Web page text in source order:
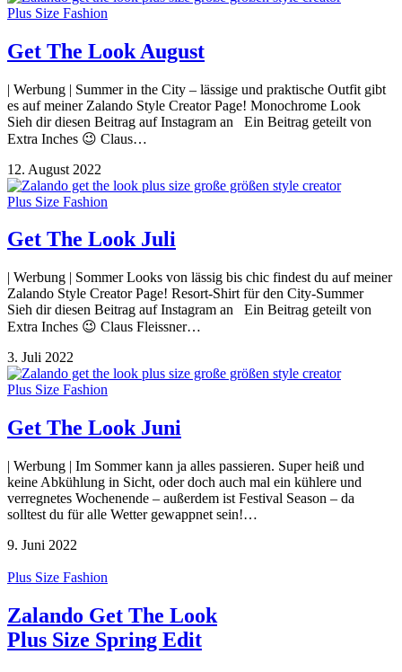
Plus Size Fashion
Get The Look August
| Werbung | Summer in the City – lässige und praktische Outfit gibt
es auf meiner Zalando Style Creator Page! Monochrome Look
Sieh dir diesen Beitrag auf Instagram an Ein Beitrag geteilt von
Extra Inches 😉 Claus…
12. August 2022
Plus Size Fashion
Get The Look Juli
| Werbung | Sommer Looks von lässig bis chic findest du auf meiner
Zalando Style Creator Page! Resort-Shirt für den City-Summer
Sieh dir diesen Beitrag auf Instagram an Ein Beitrag geteilt von
Extra Inches 😉 Claus Fleissner…
3. Juli 2022
Plus Size Fashion
Get The Look Juni
| Werbung | Im Sommer kann ja alles passieren. Super heiß und
keine Abkühlung in Sicht, oder doch auch mal ein kühlere und
verregnetes Wochenende – außerdem ist Festival Season – da
solltest du für alle Wetter gewappnet sein!…
9. Juni 2022
Plus Size Fashion
Zalando Get The Look
Plus Size Spring Edit